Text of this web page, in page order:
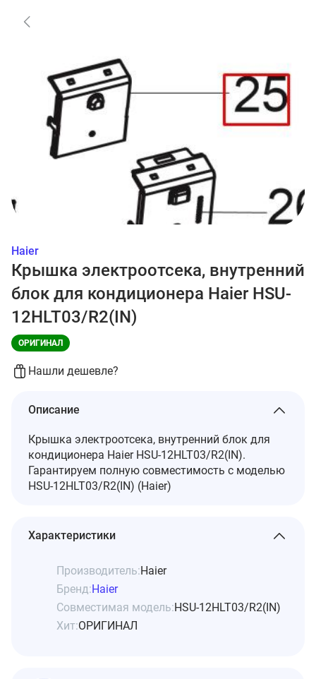
Haier
Крышка электроотсека, внутренний
блок для кондиционера Haier HSU-
12HLT03/R2(IN)
ОРИГИНАЛ
Нашли дешевле?
Описание
Крышка электроотсека, внутренний блок для
кондиционера Haier HSU-12HLT03/R2(IN).
Гарантируем полную совместимость с моделью
HSU-12HLT03/R2(IN) (Haier)
Характеристики
Производитель:Haier
Бренд:Haier
Совместимая модель:HSU-12HLT03/R2(IN)
Хит:ОРИГИНАЛ